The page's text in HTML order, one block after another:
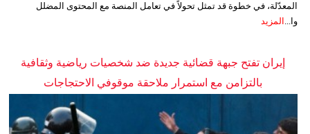
المعدّلة، في خطوة قد تمثل تحولاً في تعامل المنصة مع المحتوى المضلل
وا... المزيد
إيران تفتح جبهة قضائية جديدة ضد شخصيات رياضية وثقافية
بالتزامن مع استمرار ملاحقة موقوفي الاحتجاجات